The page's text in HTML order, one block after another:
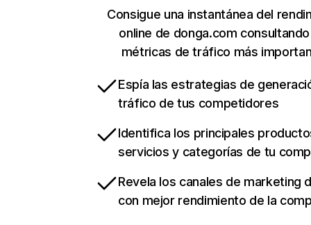
Consigue una instantánea del
online de donga.com
métricas de tráfico más
Espía las estrategias de
tráfico de tus competidores
Identifica los principales
servicios y categorías de tu
Revela los canales de marketing
con mejor rendimiento de la